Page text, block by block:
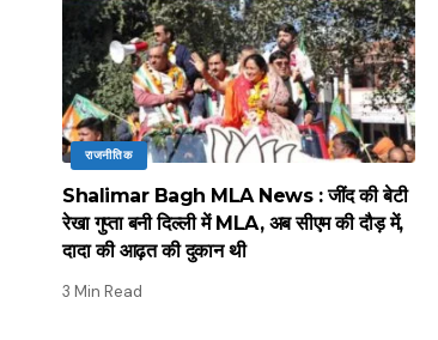
राजनीतिक
Shalimar Bagh MLA News : जींद की बेटी
रेखा गुप्ता बनी दिल्ली में MLA, अब सीएम की दौड़ में,
दादा की आढ़त की दुकान थी
3 Min Read